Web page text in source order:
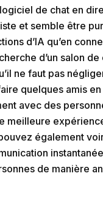
de chat en
et semble être
d’IA qu’en
d’un salon
ne faut pas
quelques amis
avec des
meilleure
également
de manière